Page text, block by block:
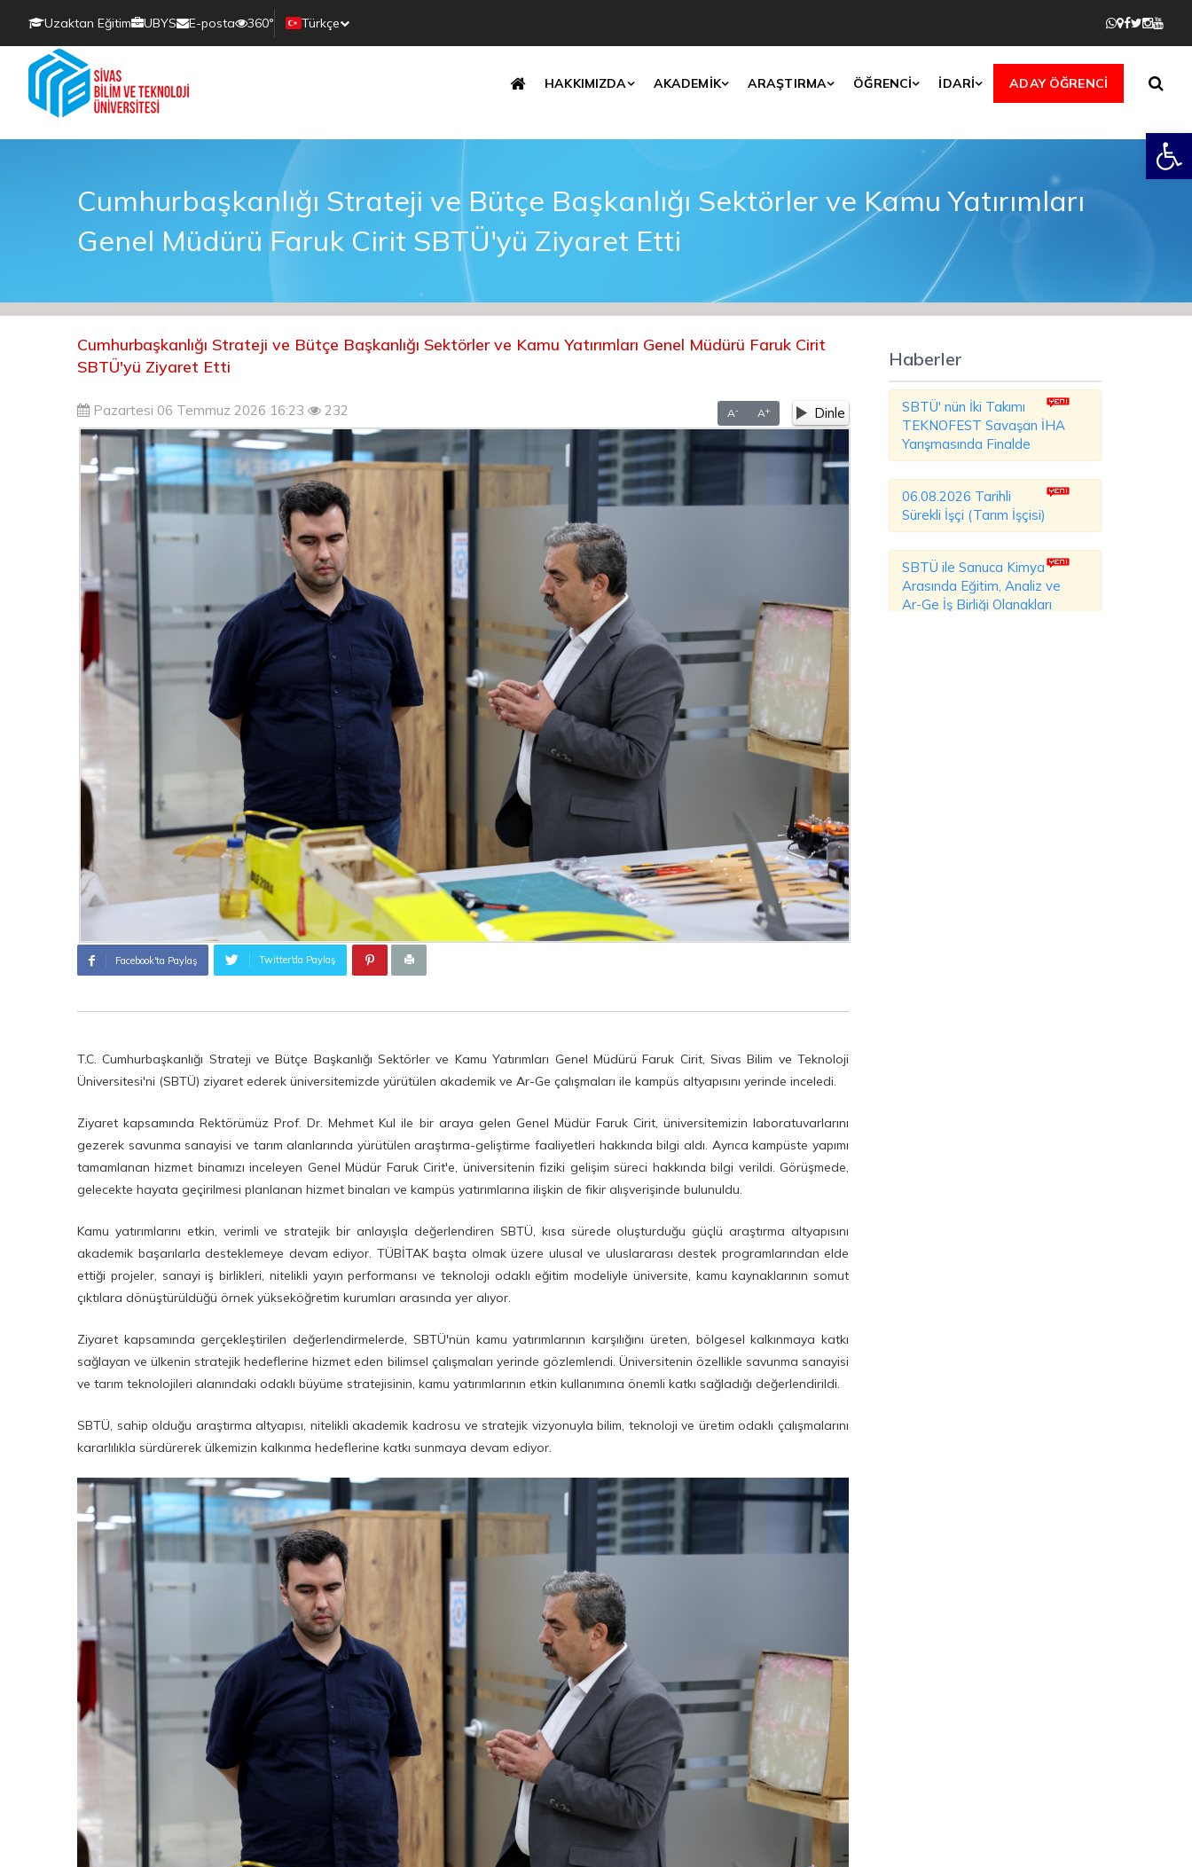
Uzaktan Eğitim UBYS E-posta 360°
Türkçe
Translate
HAKKIMIZDA AKADEMİK ARAŞTIRMA ÖĞRENCİ İDARİ ADAY ÖĞRENCİ
Cumhurbaşkanlığı Strateji ve Bütçe Başkanlığı Sektörler ve Kamu Yatırımları
Genel Müdürü Faruk Cirit SBTÜ'yü Ziyaret Etti
Cumhurbaşkanlığı Strateji ve Bütçe Başkanlığı Sektörler ve Kamu Yatırımları Genel Müdürü Faruk Cirit
SBTÜ'yü Ziyaret Etti
Pazartesi 06 Temmuz 2026 16:23 232 Dinle
A- A+
Facebook'ta Paylaş Twitter'da Paylaş
T.C. Cumhurbaşkanlığı Strateji ve Bütçe Başkanlığı Sektörler ve Kamu Yatırımları Genel Müdürü Faruk Cirit, Sivas Bilim ve Teknoloji
Üniversitesi'ni (SBTÜ) ziyaret ederek üniversitemizde yürütülen akademik ve Ar-Ge çalışmaları ile kampüs altyapısını yerinde inceledi.
Ziyaret kapsamında Rektörümüz Prof. Dr. Mehmet Kul ile bir araya gelen Genel Müdür Faruk Cirit, üniversitemizin laboratuvarlarını
gezerek savunma sanayisi ve tarım alanlarında yürütülen araştırma-geliştirme faaliyetleri hakkında bilgi aldı. Ayrıca kampüste yapımı
tamamlanan hizmet binamızı inceleyen Genel Müdür Faruk Cirit'e, üniversitenin fiziki gelişim süreci hakkında bilgi verildi. Görüşmede,
gelecekte hayata geçirilmesi planlanan hizmet binaları ve kampüs yatırımlarına ilişkin de fikir alışverişinde bulunuldu.
Kamu yatırımlarını etkin, verimli ve stratejik bir anlayışla değerlendiren SBTÜ, kısa sürede oluşturduğu güçlü araştırma altyapısını
akademik başarılarla desteklemeye devam ediyor. TÜBİTAK başta olmak üzere ulusal ve uluslararası destek programlarından elde
ettiği projeler, sanayi iş birlikleri, nitelikli yayın performansı ve teknoloji odaklı eğitim modeliyle üniversite, kamu kaynaklarının somut
çıktılara dönüştürüldüğü örnek yükseköğretim kurumları arasında yer alıyor.
Ziyaret kapsamında gerçekleştirilen değerlendirmelerde, SBTÜ'nün kamu yatırımlarının karşılığını üreten, bölgesel kalkınmaya katkı
sağlayan ve ülkenin stratejik hedeflerine hizmet eden bilimsel çalışmaları yerinde gözlemlendi. Üniversitenin özellikle savunma sanayisi
ve tarım teknolojileri alanındaki odaklı büyüme stratejisinin, kamu yatırımlarının etkin kullanımına önemli katkı sağladığı değerlendirildi.
SBTÜ, sahip olduğu araştırma altyapısı, nitelikli akademik kadrosu ve stratejik vizyonuyla bilim, teknoloji ve üretim odaklı çalışmalarını
kararlılıkla sürdürerek ülkemizin kalkınma hedeflerine katkı sunmaya devam ediyor.
Haberler
SBTÜ' nün İki Takımı
TEKNOFEST Savaşan İHA
Yarışmasında Finalde
06.08.2026 Tarihli
Sürekli İşçi (Tarım İşçisi)
SBTÜ ile Sanuca Kimya
Arasında Eğitim, Analiz ve
Ar-Ge İş Birliği Olanakları